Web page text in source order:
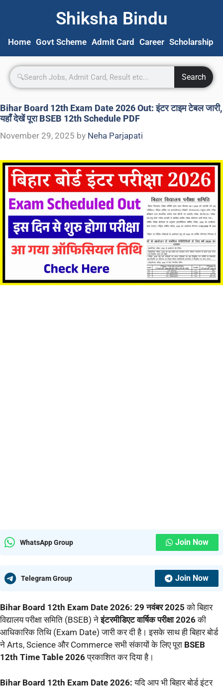
Shiksha Bindu
Home Govt Scheme Admit Card Career Scholarship
Search
Bihar Board 12th Exam Date 2026 Out: इंटर टाइम टेबल जारी,
यहाँ देखें पूरा BSEB 12th Schedule PDF
November 29, 2025 by Neha Parjapati
WhatsApp Group Join Now
Telegram Group Join Now
Bihar Board 12th Exam Date 2026: 29 नवंबर 2025 को बिहार
विद्यालय परीक्षा समिति (BSEB) नेइंटरमीडिएट वार्षिक परीक्षा 2026की
आधिकारिक तिथि (Exam Date) जारी कर दी है। इसके साथ ही बिहार बोर्ड
ने Arts, Science और Commerce सभी संकायों के लिए पूरा BSEB
12th Time Table 2026प्रकाशित कर दिया है।
Bihar Board 12th Exam Date 2026: यदि आप भी बिहार बोर्ड इंटर